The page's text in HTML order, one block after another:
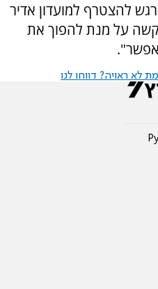
להצטרף למועדון אדיר
קשה על מנת להפוך את
לא ראויה? דווחו לנו